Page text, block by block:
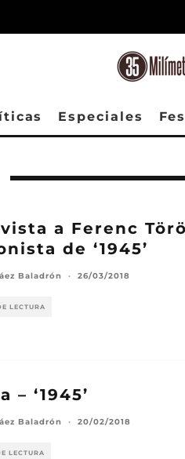
Especiales
a Ferenc
de ‘1945’
Baladrón · 26/03/2018
LECTURA
– ‘1945’
Baladrón · 20/02/2018
LECTURA